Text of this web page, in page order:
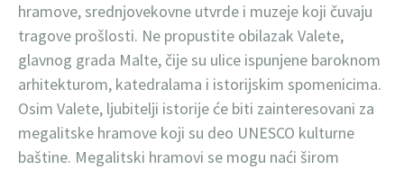
hramove, srednjovekovne utvrde i muzeje koji čuvaju
tragove prošlosti. Ne propustite obilazak Valete,
glavnog grada Malte, čije su ulice ispunjene baroknom
arhitekturom, katedralama i istorijskim spomenicima.
Osim Valete, ljubitelji istorije će biti zainteresovani za
megalitske hramove koji su deo UNESCO kulturne
baštine. Megalitski hramovi se mogu naći širom